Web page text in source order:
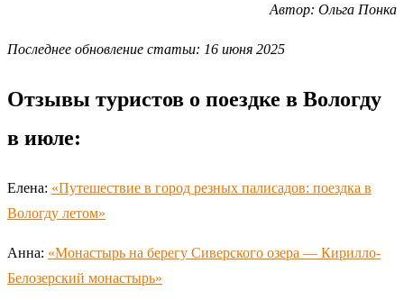
Автор: Ольга Понка
Последнее обновление статьи: 16 июня 2025
Отзывы туристов о поездке в Вологду
в июле:
Елена: «Путешествие в город резных палисадов: поездка в
Вологду летом»
Анна: «Монастырь на берегу Сиверского озера — Кирилло-
Белозерский монастырь»